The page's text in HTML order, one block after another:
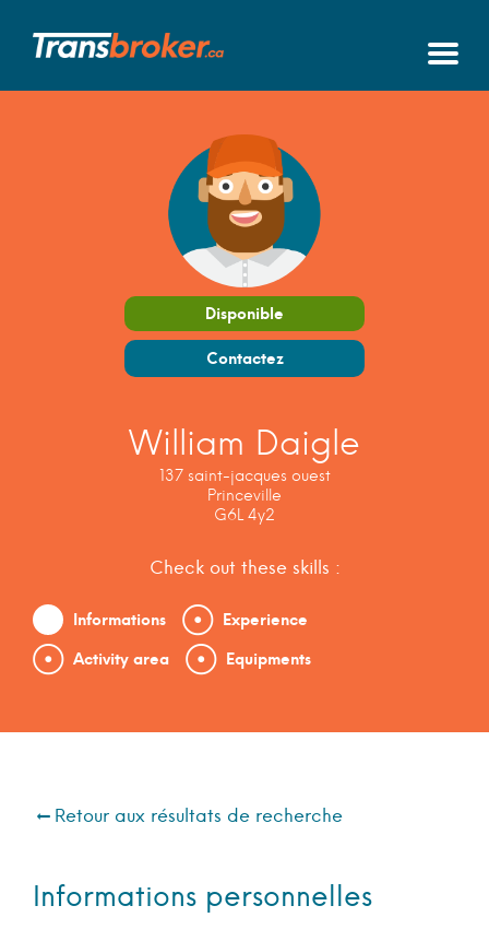
Disponible
Contactez
William Daigle
137 saint-jacques ouest
Princeville
G6L 4y2
Check out these skills :
Informations
Experience
Activity area
Equipments
Retour aux résultats de recherche
Informations personnelles